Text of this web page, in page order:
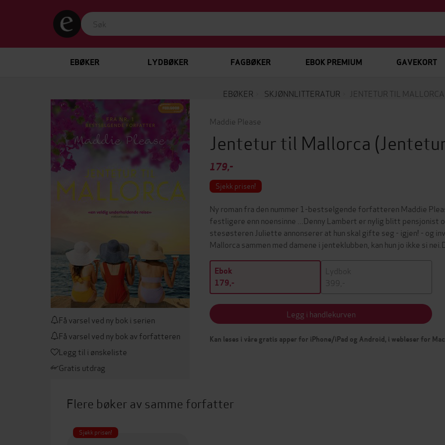
EBØKER LYDBØKER FAGBØKER EBOK PREMIUM GAVEKORT
EBØKER SKJØNNLITTERATUR JENTETUR TIL MALLORCA
Få varsel ved ny bok i serien
Få varsel ved ny bok av forfatteren
Legg til i ønskeliste
Gratis utdrag
Maddie Please
Jentetur til Mallorca
179,-
Sjekk prisen!
Ny roman fra den nummer 1-bestselgende forfatteren Maddie
festligere enn noensinne ...Denny Lambert er nylig blitt
stesøsteren Juliette annonserer at hun skal gifte seg - igjen! - og
Mallorca sammen med damene i jenteklubben, kan hun jo ikke si
Ebok
179,-
Lydbok
399,-
Legg i handlekurven
Kan leses i våre gratis apper for iPhone/iPad og Android, i webleser for
Flere bøker av samme forfatter
Sjekk prisen!